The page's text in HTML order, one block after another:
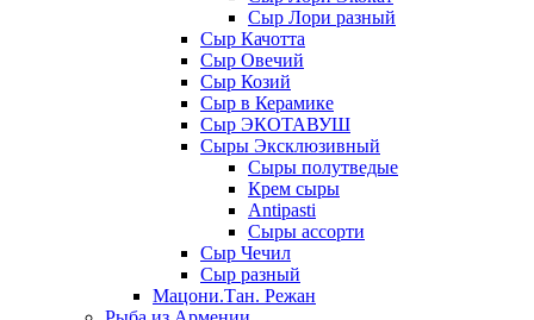
Сыр Лори разный
Сыр Качотта
Сыр Овечий
Сыр Козий
Сыр в Керамике
Сыр ЭКОТАВУШ
Сыры Эксклюзивный
Сыры полутведые
Крем сыры
Antipasti
Сыры ассорти
Сыр Чечил
Сыр разный
Мацони.Тан. Режан